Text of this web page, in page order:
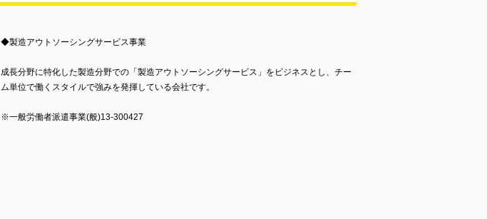
◆製造アウトソーシングサービス事業
成長分野に特化した製造分野での「製造アウトソーシングサービス」をビジネスとし、チー
ム単位で働くスタイルで強みを発揮している会社です。
※一般労働者派遣事業(般)13-300427